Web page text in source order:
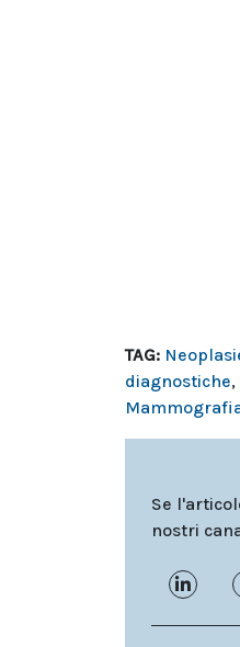
TAG:
diagnostiche,
Se
nostri